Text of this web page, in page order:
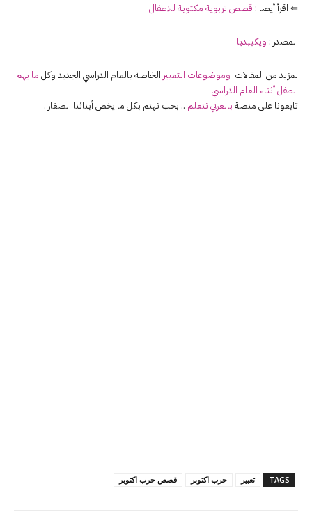
⇐ اقرأ أيضا : قصص تربوية مكتوبة للاطفال
المصدر : ويكيبديا
لمزيد من المقالات وموضوعات التعبير الخاصة بالعام الدراسي الجديد وكل ما يهم
الطفل أثناء العام الدراسي
تابعونا على منصة بالعربي نتعلم .. بحب نهتم بكل ما يخص أبنائنا الصغار .
TAGS تعبير حرب اكتوبر قصص حرب اكتوبر